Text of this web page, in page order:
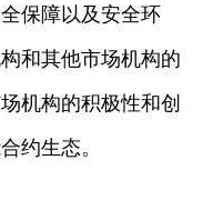
保障以及安全环
和其他市场机构的
机构的积极性和创
约生态。